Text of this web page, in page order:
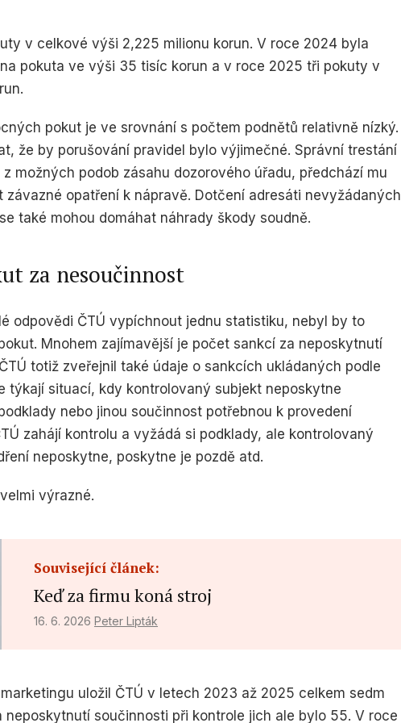
v celkové výši 2,225 milionu korun. V roce 2024 byla
pokuta ve výši 35 tisíc korun a v roce 2025 tři pokuty v
pokut je ve srovnání s počtem podnětů relativně nízký.
že by porušování pravidel bylo výjimečné. Správní trestání
možných podob zásahu dozorového úřadu, předchází mu
závazné opatření k nápravě. Dotčení adresáti nevyžádaných
také mohou domáhat náhrady škody soudně.
za nesoučinnost
odpovědi ČTÚ vypíchnout jednu statistiku, nebyl by to
Mnohem zajímavější je počet sankcí za neposkytnutí
totiž zveřejnil také údaje o sankcích ukládaných podle
týkají situací, kdy kontrolovaný subjekt neposkytne
nebo jinou součinnost potřebnou k provedení
zahájí kontrolu a vyžádá si podklady, ale kontrolovaný
neposkytne, poskytne je pozdě atd.
výrazné.
Související článek:
Keď za firmu koná stroj
16. 6. 2026 Peter Lipták
uložil ČTÚ v letech 2023 až 2025 celkem sedm
neposkytnutí součinnosti při kontrole jich ale bylo 55. V roce
of data from different
requested